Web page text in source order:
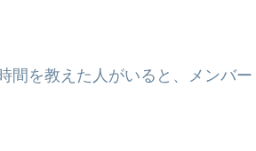
間を教えた人がいると、メンバー